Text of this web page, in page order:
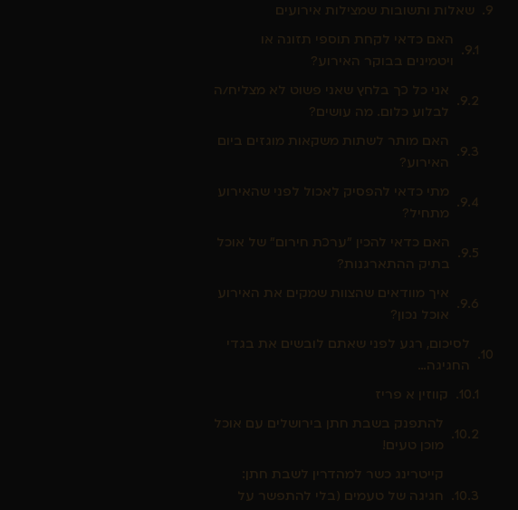
שאלות ותשובות שמצילות אירועים
האם כדאי לקחת תוספי תזונה או
ויטמינים בבוקר האירוע?
אני כל כך בלחץ שאני פשוט לא מצליח/ה
לבלוע כלום. מה עושים?
האם מותר לשתות משקאות מוגזים ביום
האירוע?
מתי כדאי להפסיק לאכול לפני שהאירוע
מתחיל?
האם כדאי להכין "ערכת חירום" של אוכל
בתיק ההתארגנות?
איך מוודאים שהצוות שמקים את האירוע
אוכל נכון?
לסיכום, רגע לפני שאתם לובשים את בגדי
החגיגה…
קווזין א פריז
להתפנק בשבת חתן בירושלים עם אוכל
מוכן טעים!
קייטרינג כשר למהדרין לשבת חתן:
חגיגה של טעמים (בלי להתפשר על